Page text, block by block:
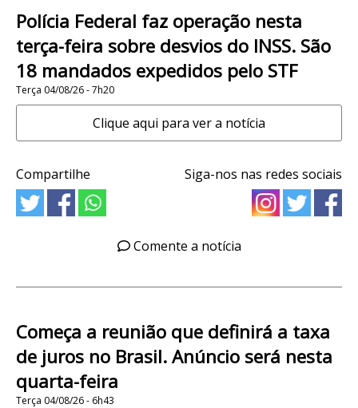
Polícia Federal faz operação nesta
terça-feira sobre desvios do INSS. São
18 mandados expedidos pelo STF
Terça 04/08/26 - 7h20
Clique aqui para ver a notícia
Compartilhe Siga-nos nas redes sociais
Comente a notícia
Começa a reunião que definirá a taxa
de juros no Brasil. Anúncio será nesta
quarta-feira
Terça 04/08/26 - 6h43